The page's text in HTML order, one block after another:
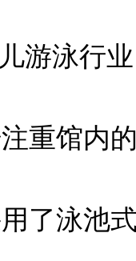
泳行业
重馆内
了泳池